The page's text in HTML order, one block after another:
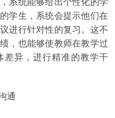
学生，系统会提示他们在
进行针对性的复习。这不
，也能够使教师在教学过
差异，进行精准的教学干
通